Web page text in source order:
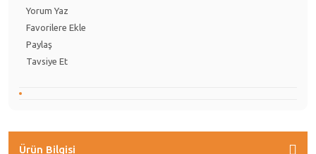
Yorum Yaz
Paylaş
Tavsiye Et
Ürün Bilgisi